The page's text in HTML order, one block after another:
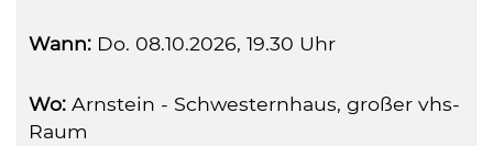
Wann: Do. 08.10.2026, 19.30 Uhr
Wo: Arnstein - Schwesternhaus, großer vhs-
Raum